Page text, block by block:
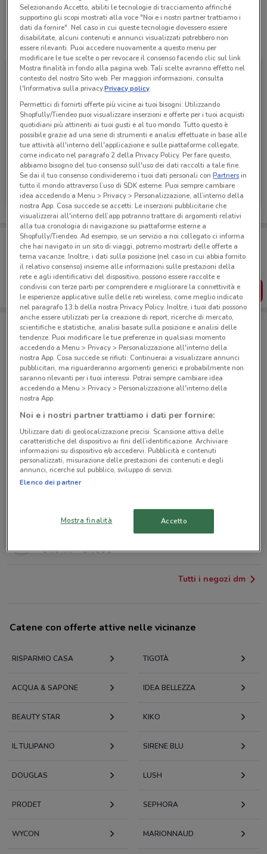
Tutte le promozioni di questo negozio
dm
Scade il 02/09 39 m
Porta DoveConviene sempre con te!
Puoi trovare le migliori offerte dei negozi vicino a te,
salvarle e creare la tua lista del risparmio, comodamente
dal tuo cellulare.
SCARICA L’APP
Negozi dm a Trieste
© MapTiler© OpenStreetMap contributors
Via Giosuè Carducci, 10 Trieste
39 m
CHIUSO
Via Garibaldi, 1 Gorizia
34.6 km
CHIUSO
Tutti i negozi dm
Catene con offerte attive nelle vicinanze
RISPARMIO CASA TIGOTÀ
ACQUA & SAPONE IDEA BELLEZZA
BEAUTY STAR KIKO
IL TULIPANO SIRENE BLU
DOUGLAS LUSH
PRODET SEPHORA
WYCON MARIONNAUD
Selezionando Accetto, abiliti le tecnologie di tracciamento affinché
supportino gli scopi mostrati alla voce "Noi e i nostri partner trattiamo i
dati da fornire". Nel caso in cui queste tecnologie dovessero essere
disabilitate, alcuni contenuti e annunci visualizzati potrebbero non
essere rilevanti. Puoi accedere nuovamente a questo menu per
modificare le tue scelte o per revocare il consenso facendo clic sul link
Mostra finalità in fondo alla pagina web. Tali scelte avranno effetto nel
contesto del nostro Sito web. Per maggiori informazioni, consulta
l'Informativa sulla privacy.Privacy policy
Permettici di fornirti offerte più vicine ai tuoi bisogni: Utilizzando
Shopfully/Tiendeo puoi visualizzare inserzioni e offerte per i tuoi acquisti
quotidiani più attinenti ai tuoi gusti e al tuo mondo. Tutto questo è
possibile grazie ad una serie di strumenti e analisi effettuate in base alle
tue attività all'interno dell'applicazione e sulle piattaforme collegate,
come indicato nel paragrafo 2 della Privacy Policy. Per fare questo,
abbiamo bisogno del tuo consenso sull'uso dei dati raccolti a tale fine.
Se dai il tuo consenso condivideremo i tuoi dati personali conPartnersin
tutto il mondo attraverso l’uso di SDK esterne. Puoi sempre cambiare
idea accedendo a Menu > Privacy > Personalizzazione, all’interno della
nostra App. Cosa succede se accetti: Le inserzioni pubblicitarie che
visualizzerai all'interno dell’app potranno trattare di argomenti relativi
alla tua cronologia di navigazione su piattaforme esterne a
Shopfully/Tiendeo. Ad esempio, se un servizio a noi collegato ci informa
che hai navigato in un sito di viaggi, potremo mostrarti delle offerte a
tema vacanze. Inoltre, i dati sulla posizione (nel caso in cui abbia fornito
il relativo consenso) insieme alle informazioni sulle prestazioni della
rete e agli identificativi del dispositivo, possono essere raccolte e
condivisi con terze parti per comprendere e migliorare la connettività e
le esperienze applicative sulle delle reti wireless, come meglio indicato
nel paragrafo 13.b della nostra Privacy Policy. Inoltre, i tuoi dati possono
anche essere utilizzati per la creazione di report, ricerche di mercato,
scientifiche e statistiche, analisi basate sulla posizione e analisi delle
tendenze. Puoi modificare le tue preferenze in qualsiasi momento
accedendo a Menu > Privacy > Personalizzazione all'interno della
nostra App. Cosa succede se rifiuti: Continuerai a visualizzare annunci
pubblicitari, ma riguarderanno argomenti generici e probabilmente non
saranno rilevanti per i tuoi interessi. Potrai sempre cambiare idea
accedendo a Menu > Privacy > Personalizzazione all'interno della
nostra App.
Noi e i nostri partner trattiamo i dati per fornire:
Utilizzare dati di geolocalizzazione precisi. Scansione attiva delle
caratteristiche del dispositivo ai fini dell’identificazione. Archiviare
informazioni su dispositivo e/o accedervi. Pubblicità e contenuti
personalizzati, misurazione delle prestazioni dei contenuti e degli
annunci, ricerche sul pubblico, sviluppo di servizi.
Elenco dei partner
Mostra finalità Accetto